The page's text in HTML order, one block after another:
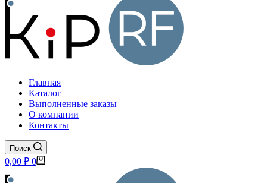
Главная
Каталог
Выполненные заказы
О компании
Контакты
Поиск
Корзина
0,00 ₽ 0